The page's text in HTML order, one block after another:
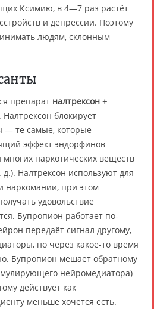
Ксимию, в 4—7 раз растёт
и депрессии. Поэтому
людям, склонным
препарат налтрексон +
Налтрексон блокирует
— те самые, которые
эффект эндорфинов
многих наркотических веществ
Налтрексон используют для
наркомании, при этом
удовольствие
Бупропион работает по-
передаёт сигнал другому,
но через какое-то время
Бупропион мешает обратному
нейромедиатора)
действует как
меньше хочется есть.